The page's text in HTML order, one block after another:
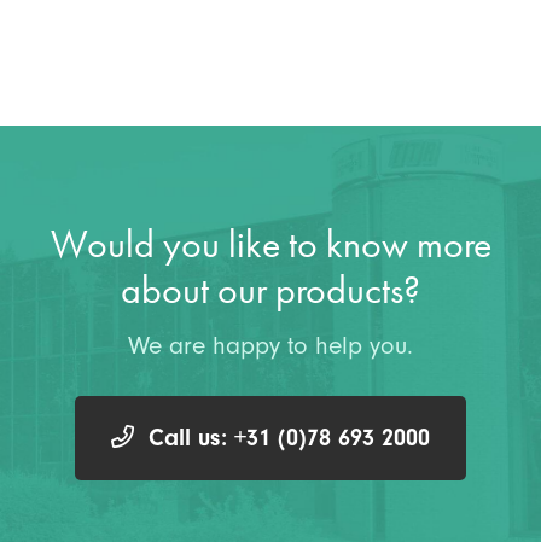
Would you like to know more
about our products?
We are happy to help you.
Call us: +31 (0)78 693 2000